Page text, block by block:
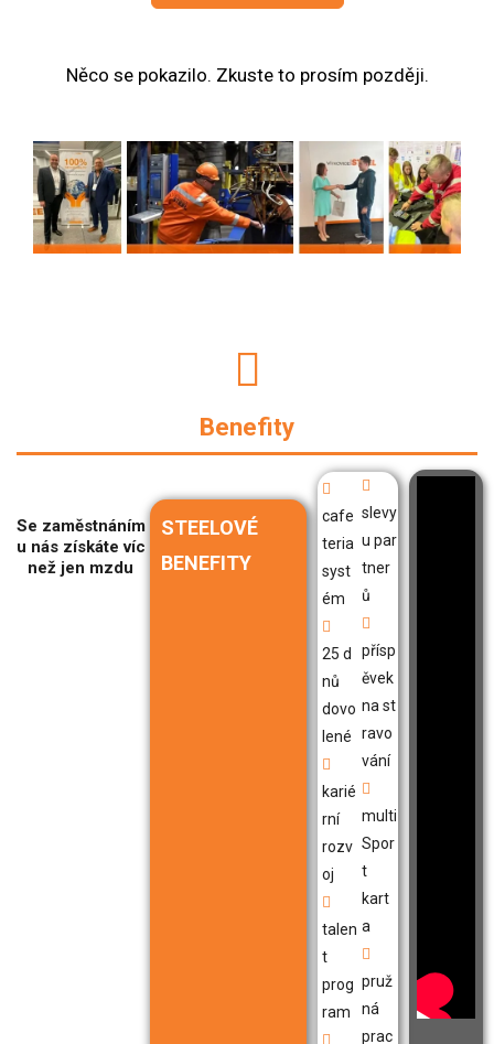
Něco se pokazilo. Zkuste to prosím později.
Benefity
Se zaměstnáním
u nás získáte víc
než jen mzdu
STEELOVÉ
BENEFITY
cafe
teria
syst
ém
25 d
nů
dovo
lené
karié
rní
rozv
oj
talen
t
prog
ram
slevy
u par
tner
ů
přísp
ěvek
na st
ravo
vání
multi
Spor
t
kart
a
pruž
ná
prac